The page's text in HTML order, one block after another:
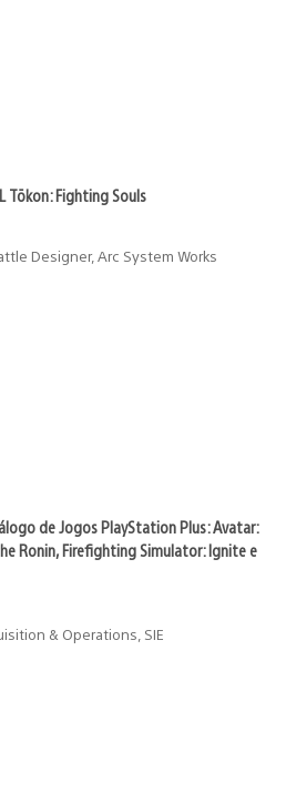
Tōkon: Fighting Souls
Designer, Arc System Works
de Jogos PlayStation Plus: Avatar:
Ronin, Firefighting Simulator: Ignite e
& Operations, SIE